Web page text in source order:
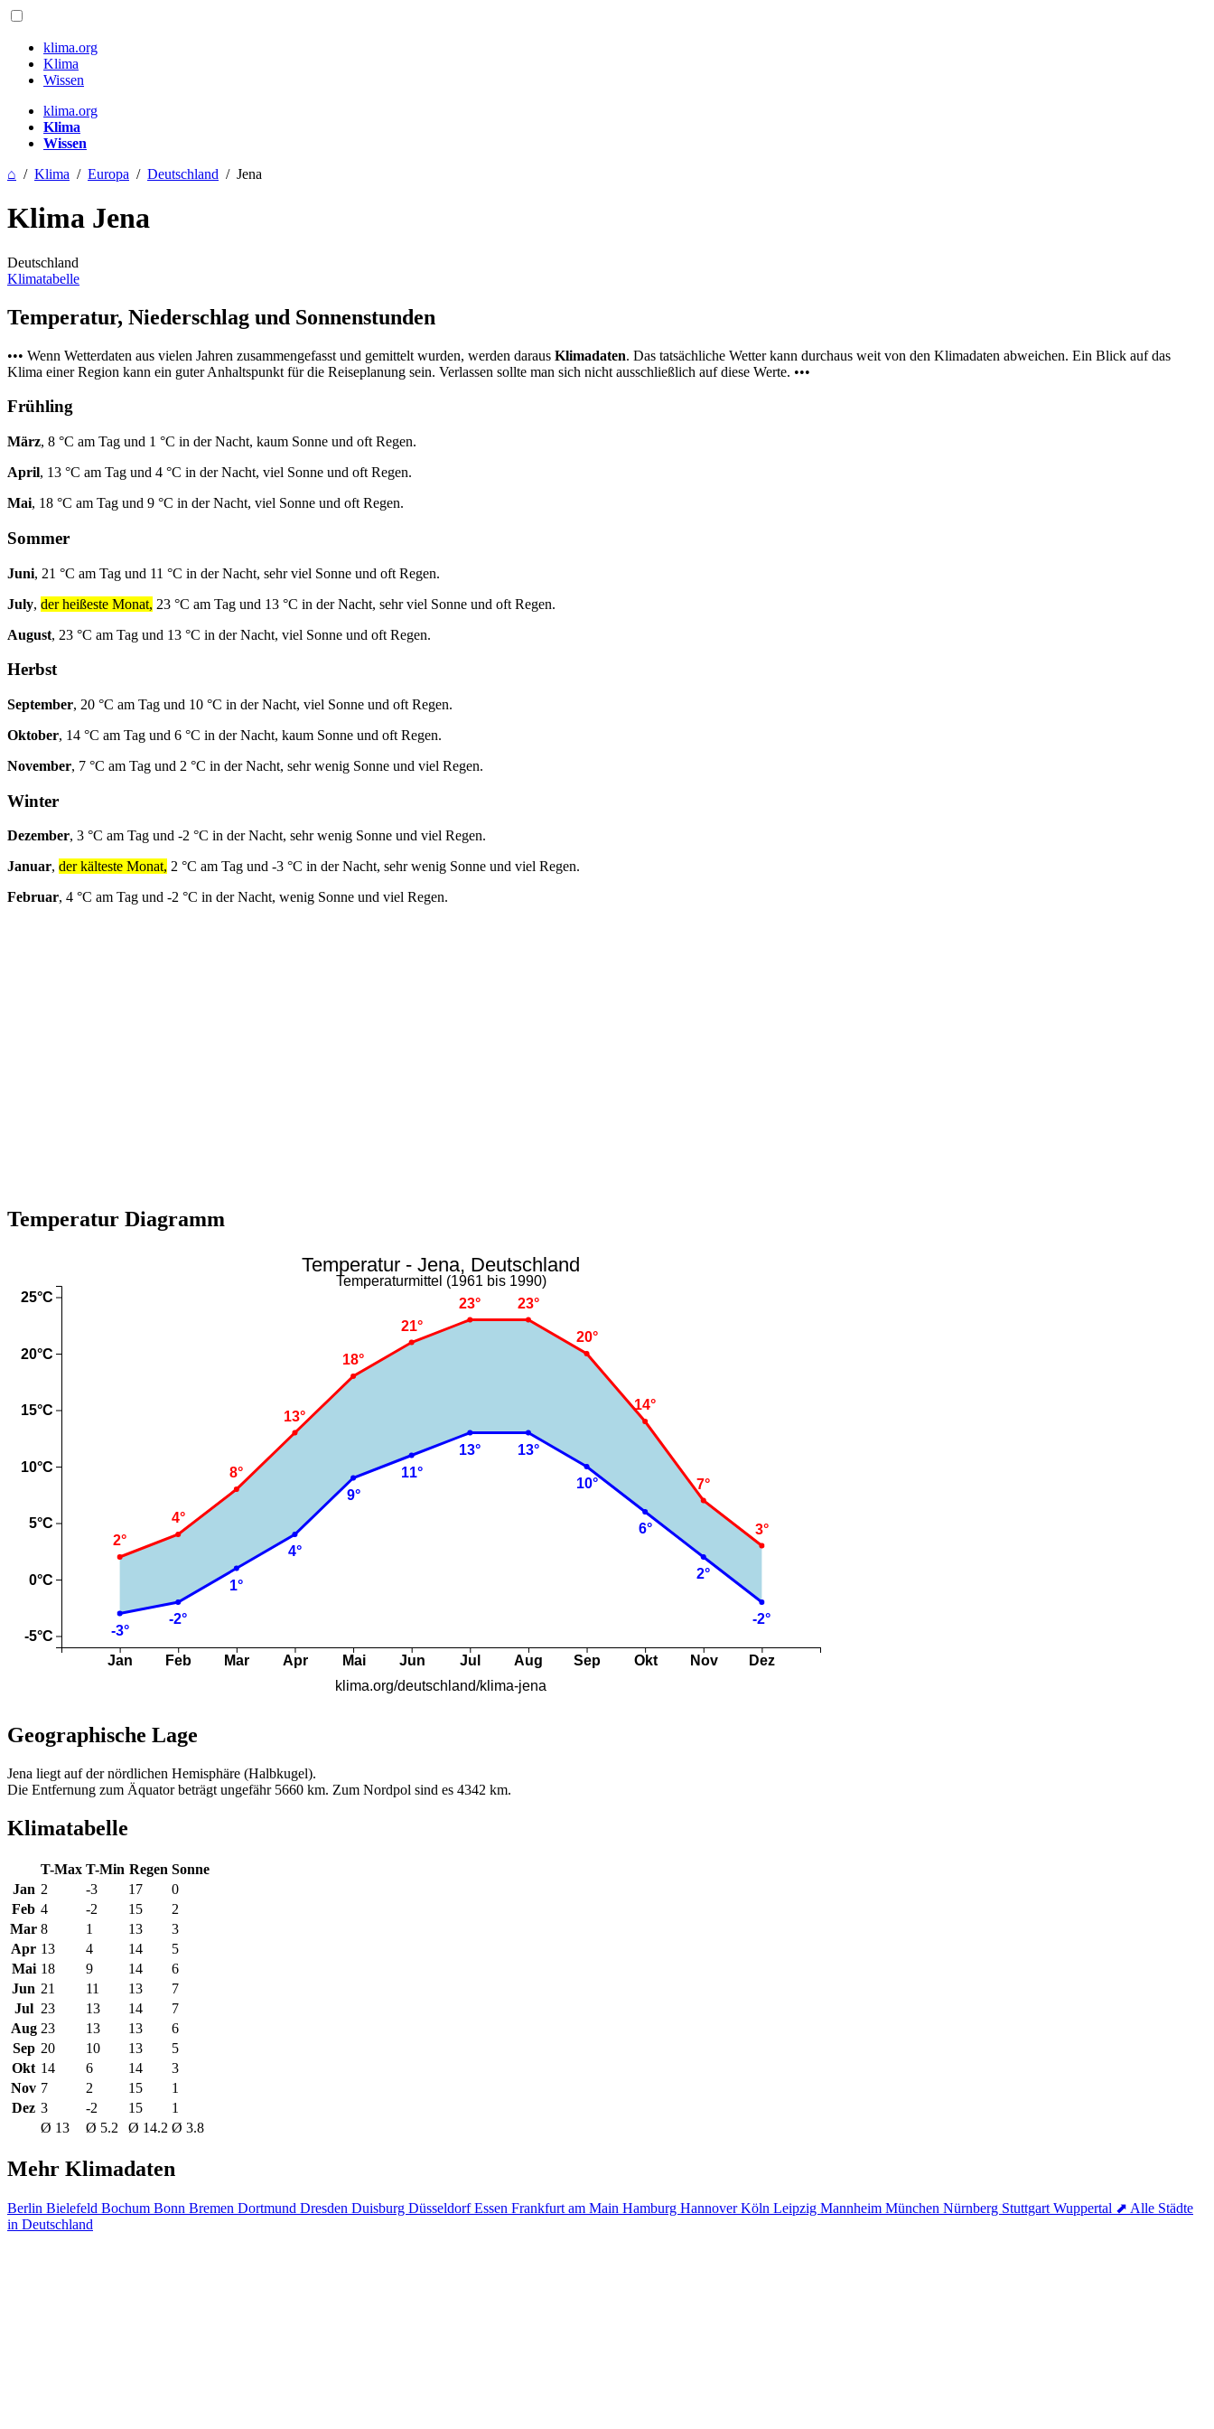
klima.org
Klima
Wissen
klima.org
Klima
Wissen
⌂ / Klima / Europa / Deutschland / Jena
Klima Jena
Deutschland
Klimatabelle
Temperatur, Niederschlag und Sonnenstunden
••• Wenn Wetterdaten aus vielen Jahren zusammengefasst und gemittelt wurden, werden daraus Klimadaten. Das tatsächliche Wetter kann durchaus weit von den Klimadaten abweichen. Ein Blick auf das
Klima einer Region kann ein guter Anhaltspunkt für die Reiseplanung sein. Verlassen sollte man sich nicht ausschließlich auf diese Werte. •••
Frühling
März, 8 °C am Tag und 1 °C in der Nacht, kaum Sonne und oft Regen.
April, 13 °C am Tag und 4 °C in der Nacht, viel Sonne und oft Regen.
Mai, 18 °C am Tag und 9 °C in der Nacht, viel Sonne und oft Regen.
Sommer
Juni, 21 °C am Tag und 11 °C in der Nacht, sehr viel Sonne und oft Regen.
July, der heißeste Monat, 23 °C am Tag und 13 °C in der Nacht, sehr viel Sonne und oft Regen.
August, 23 °C am Tag und 13 °C in der Nacht, viel Sonne und oft Regen.
Herbst
September, 20 °C am Tag und 10 °C in der Nacht, viel Sonne und oft Regen.
Oktober, 14 °C am Tag und 6 °C in der Nacht, kaum Sonne und oft Regen.
November, 7 °C am Tag und 2 °C in der Nacht, sehr wenig Sonne und viel Regen.
Winter
Dezember, 3 °C am Tag und -2 °C in der Nacht, sehr wenig Sonne und viel Regen.
Januar, der kälteste Monat, 2 °C am Tag und -3 °C in der Nacht, sehr wenig Sonne und viel Regen.
Februar, 4 °C am Tag und -2 °C in der Nacht, wenig Sonne und viel Regen.
Temperatur Diagramm
Geographische Lage
Jena liegt auf der nördlichen Hemisphäre (Halbkugel).
Die Entfernung zum Äquator beträgt ungefähr 5660 km. Zum Nordpol sind es 4342 km.
Klimatabelle
T-Max T-Min Regen Sonne
Jan 2 -3 17
0
Feb 4 -2 15
2
Mar 8 1 13
3
Apr 13 4 14
5
Mai 18 9 14
6
Jun 21 11 13
7
Jul 23 13 14
7
Aug 23 13 13
6
Sep 20 10 13
5
Okt 14 6 14
3
Nov 7 2 15
1
Dez 3 -2 15
1
Ø 13
Ø 5.2 Ø 14.2 Ø 3.8
Mehr Klimadaten
Berlin Bielefeld Bochum Bonn Bremen Dortmund Dresden Duisburg DüsseldorfEssen Frankfurt am Main Hamburg HannoverKöln Leipzig Mannheim München Nürnberg Stuttgart Wuppertal ⬈ Alle Städte
in Deutschland